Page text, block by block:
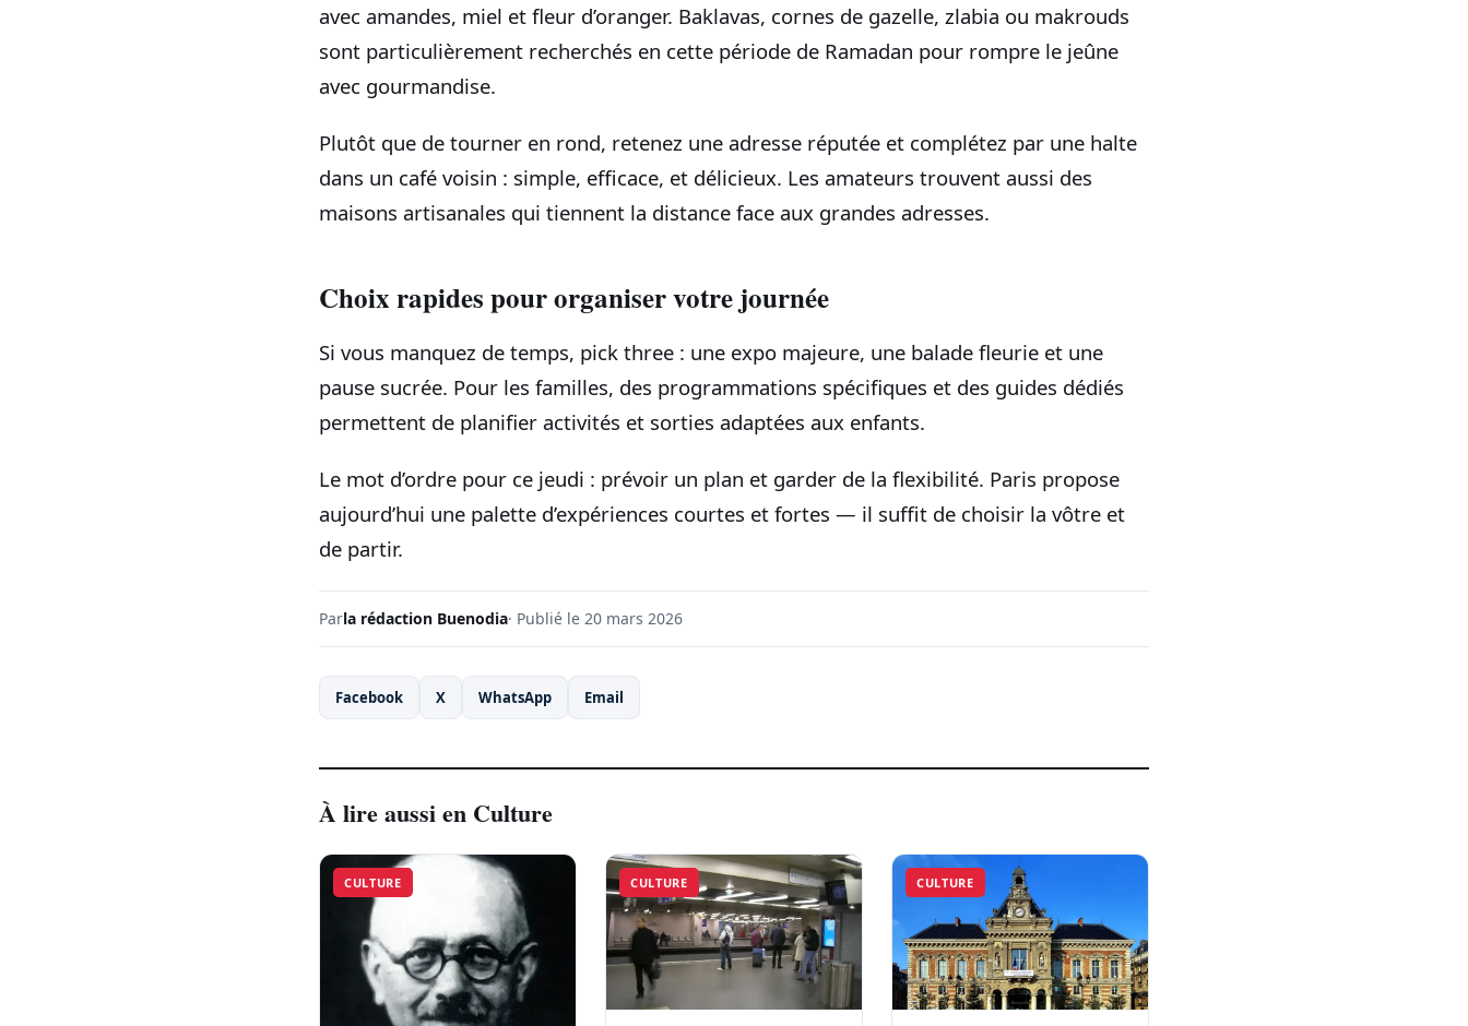
avec amandes, miel et fleur d’oranger. Baklavas, cornes de gazelle, zlabia ou makrouds
sont particulièrement recherchés en cette période de Ramadan pour rompre le jeûne
avec gourmandise.
Plutôt que de tourner en rond, retenez une adresse réputée et complétez par une halte
dans un café voisin : simple, efficace, et délicieux. Les amateurs trouvent aussi des
maisons artisanales qui tiennent la distance face aux grandes adresses.
Choix rapides pour organiser votre journée
Si vous manquez de temps, pick three : une expo majeure, une balade fleurie et une
pause sucrée. Pour les familles, des programmations spécifiques et des guides dédiés
permettent de planifier activités et sorties adaptées aux enfants.
Le mot d’ordre pour ce jeudi : prévoir un plan et garder de la flexibilité. Paris propose
aujourd’hui une palette d’expériences courtes et fortes — il suffit de choisir la vôtre et
de partir.
Parla rédaction Buenodia· Publié le 20 mars 2026
Facebook X WhatsApp Email
À lire aussi en Culture
CULTURE CULTURE CULTURE